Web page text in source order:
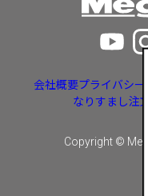
会社概要プライバシ
なりすまし注
Copyright ©